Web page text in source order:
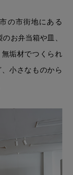
の市街地にある
お弁当箱や皿、
垢材でつくられ
小さなものから